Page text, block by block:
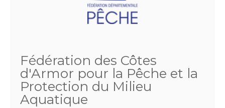
Fédération des Côtes
d'Armor pour la Pêche et la
Protection du Milieu
Aquatique